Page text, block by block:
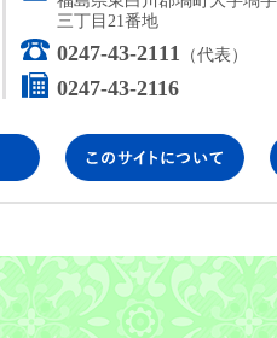
三丁目21番地
0247-43-2111 （代表）
0247-43-2116
リンク集